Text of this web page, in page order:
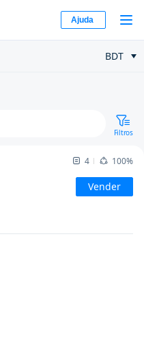
Ajuda
BDT
Filtros
4
100%
Vender